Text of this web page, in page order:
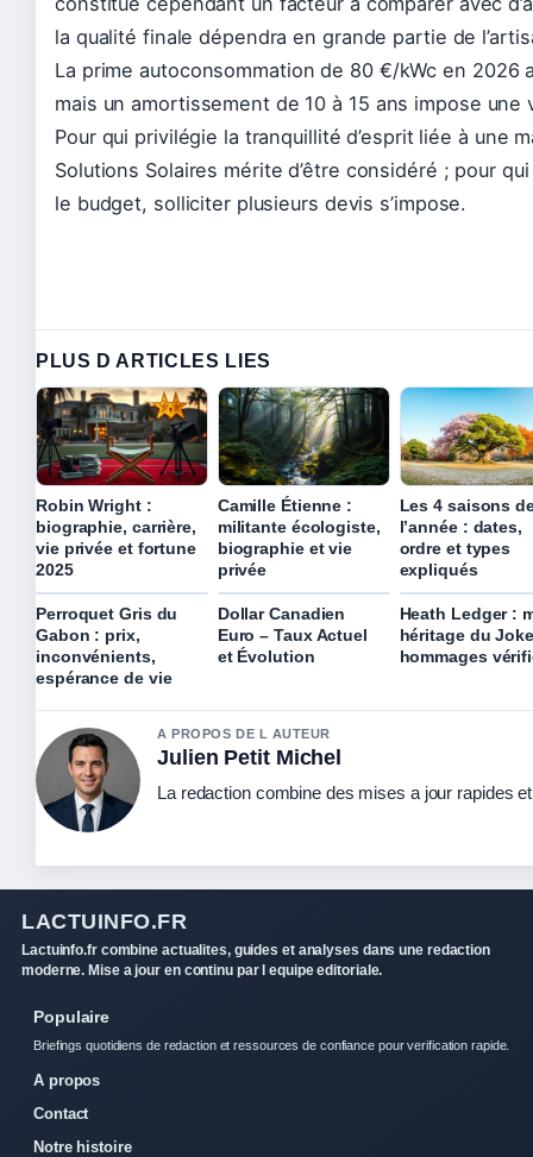
la qualité finale dépendra en grande partie de
La prime autoconsommation de 80 €/kWc en 2026
mais un amortissement de 10 à 15 ans impose une
Pour qui privilégie la tranquillité d’esprit liée à une
Solutions Solaires mérite d’être considéré ; pour
le budget, solliciter plusieurs devis s’impose.
PLUS D ARTICLES LIES
Robin Wright :
biographie, carrière,
vie privée et fortune
2025
Camille Étienne :
militante écologiste,
biographie et vie
privée
Les 4 saisons
l’année : dates,
ordre et types
expliqués
Perroquet Gris du
Gabon : prix,
inconvénients,
espérance de vie
Dollar Canadien
Euro – Taux Actuel
et Évolution
Heath Ledger :
héritage du
hommages
A PROPOS DE L AUTEUR
Julien Petit Michel
La redaction combine des mises a jour rapides
LACTUINFO.FR
Lactuinfo.fr combine actualites, guides et analyses dans une redaction
moderne. Mise a jour en continu par l equipe editoriale.
Populaire
Briefings quotidiens de redaction et ressources de confiance pour verification rapide.
A propos
Contact
Notre histoire